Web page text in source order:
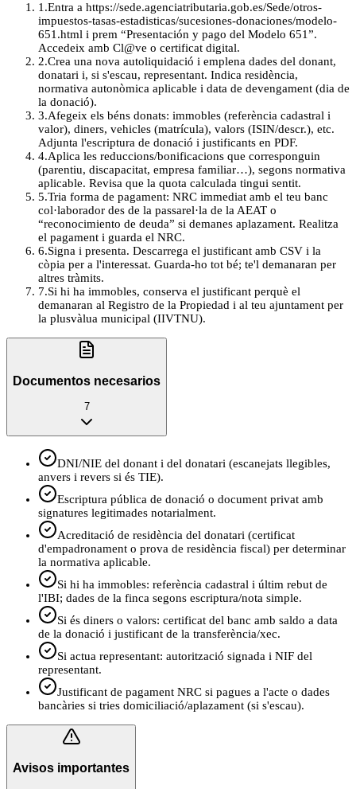
1 .Entra a https://sede.agenciatributaria.gob.es/Sede/otros-
impuestos-tasas-estadisticas/sucesiones-donaciones/modelo-
651.html i prem “Presentación y pago del Modelo 651”.
Accedeix amb Cl@ve o certificat digital.
2.Crea una nova autoliquidació i emplena dades del donant,
donatari i, si s'escau, representant. Indica residència,
normativa autonòmica aplicable i data de devengament (dia de
la donació).
3.Afegeix els béns donats: immobles (referència cadastral i
valor), diners, vehicles (matrícula), valors (ISIN/descr.), etc.
Adjunta l'escriptura de donació i justificants en PDF.
4.Aplica les reduccions/bonificacions que corresponguin
(parentiu, discapacitat, empresa familiar…), segons normativa
aplicable. Revisa que la quota calculada tingui sentit.
5.Tria forma de pagament: NRC immediat amb el teu banc
col·laborador des de la passarel·la de la AEAT o
“reconocimiento de deuda” si demanes aplazament. Realitza
el pagament i guarda el NRC.
6.Signa i presenta. Descarrega el justificant amb CSV i la
còpia per a l'interessat. Guarda-ho tot bé; te'l demanaran per
altres tràmits.
7.Si hi ha immobles, conserva el justificant perquè el
demanaran al Registro de la Propiedad i al teu ajuntament per
la plusvàlua municipal (IIVTNU).
Documentos necesarios
7
DNI/NIE del donant i del donatari (escanejats llegibles,
anvers i revers si és TIE).
Escriptura pública de donació o document privat amb
signatures legitimades notarialment.
Acreditació de residència del donatari (certificat
d'empadronament o prova de residència fiscal) per determinar
la normativa aplicable.
Si hi ha immobles: referència cadastral i últim rebut de
l'IBI; dades de la finca segons escriptura/nota simple.
Si és diners o valors: certificat del banc amb saldo a data
de la donació i justificant de la transferència/xec.
Si actua representant: autorització signada i NIF del
representant.
Justificant de pagament NRC si pagues a l'acte o dades
bancàries si tries domiciliació/aplazament (si s'escau).
Avisos importantes